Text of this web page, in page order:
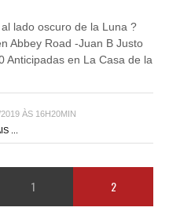
lado oscuro de la Luna ?
Abbey Road -Juan B Justo
Anticipadas en La Casa de la
ÀS 16H20MIN
...
1 2